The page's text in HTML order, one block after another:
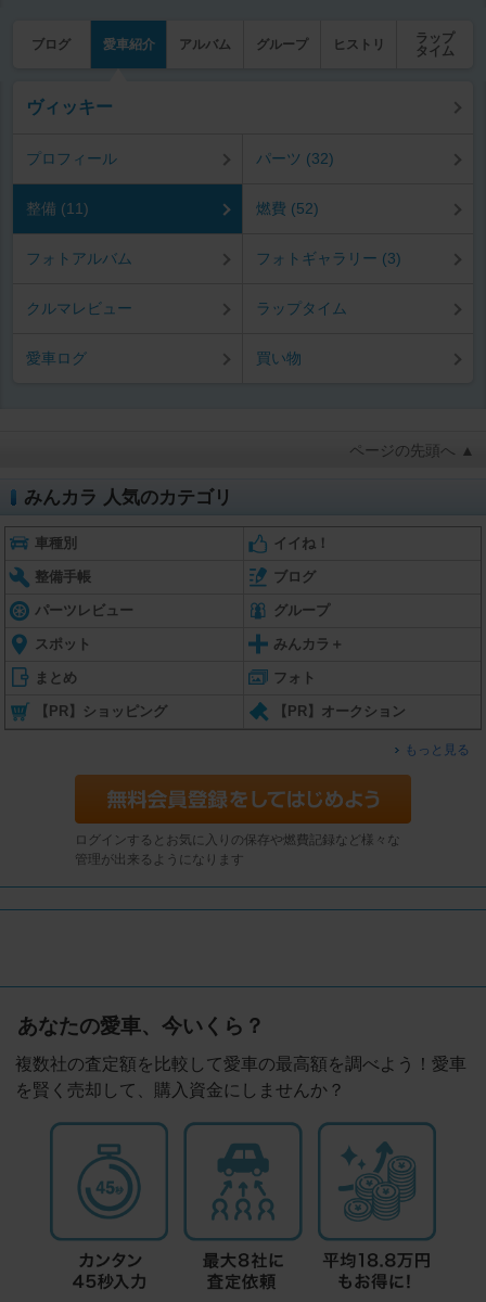
ブログ 愛車紹介 アルバム グループ ヒストリ
ラップ
タイム
ヴィッキー
プロフィール パーツ (32)
整備 (11) 燃費 (52)
フォトアルバム フォトギャラリー (3)
クルマレビュー ラップタイム
愛車ログ 買い物
ページの先頭へ ▲
みんカラ 人気のカテゴリ
車種別 イイね！
整備手帳 ブログ
パーツレビュー グループ
スポット みんカラ＋
まとめ フォト
【PR】ショッピング 【PR】オークション
もっと見る
ログインするとお気に入りの保存や燃費記録など様々な
管理が出来るようになります
あなたの愛車、今いくら？
複数社の査定額を比較して愛車の最高額を調べよう！愛車
を賢く売却して、購入資金にしませんか？